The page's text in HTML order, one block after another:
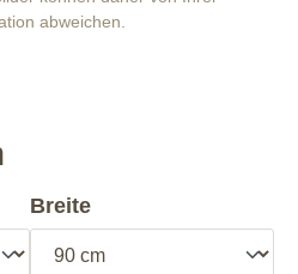
abweichen.
Breite